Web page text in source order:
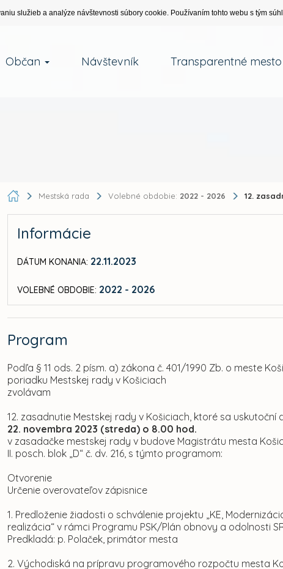
služieb a analýze návštevnosti súbory cookie. Používaním tohto webu s tým
Občan Návštevník Transparentné mesto
Mestská rada Volebné obdobie: 2022 - 2026 12.
Informácie
DÁTUM KONANIA: 22.11.2023
VOLEBNÉ OBDOBIE: 2022 - 2026
Program
Podľa § 11 ods. 2 písm. a) zákona č. 401/1990 Zb. o meste
poriadku Mestskej rady v Košiciach
zvolávam
12. zasadnutie Mestskej rady v Košiciach, ktoré sa uskutoční
22. novembra 2023 (streda) o 8.00 hod.
v zasadačke mestskej rady v budove Magistrátu mesta
II. posch. blok „D“ č. dv. 216, s týmto programom:
Otvorenie
Určenie overovateľov zápisnice
1. Predloženie žiadosti o schválenie projektu „KE,
realizácia“ v rámci Programu PSK/Plán obnovy a odolnosti
Predkladá: p. Polaček, primátor mesta
2. Východiská na prípravu programového rozpočtu mesta